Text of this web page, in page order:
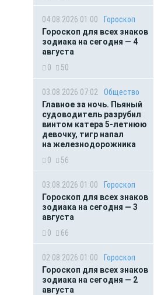
04.08.2026 01:00
Гороскоп
Гороскоп для всех знаков
зодиака на сегодня — 4
августа
0
50
03.08.2026 07:02
Общество
Главное за ночь. Пьяный
судоводитель разрубил
винтом катера 5-летнюю
девочку, тигр напал
на железнодорожника
0
56
03.08.2026 01:00
Гороскоп
Гороскоп для всех знаков
зодиака на сегодня — 3
августа
0
66
02.08.2026 01:00
Гороскоп
Гороскоп для всех знаков
зодиака на сегодня — 2
августа